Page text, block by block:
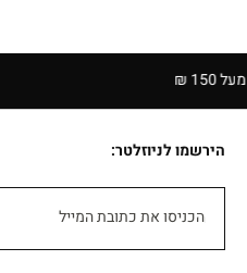
הירשמו לניוזלטר:
הכניסו את כתובת המייל